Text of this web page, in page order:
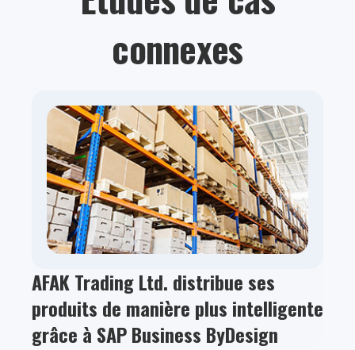
connexes
AFAK Trading Ltd. distribue ses
produits de manière plus intelligente
grâce à SAP Business ByDesign